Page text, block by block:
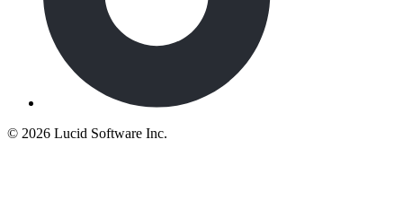
© 2026 Lucid Software Inc.